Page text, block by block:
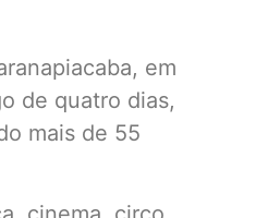
em
de quatro dias,
mais de 55